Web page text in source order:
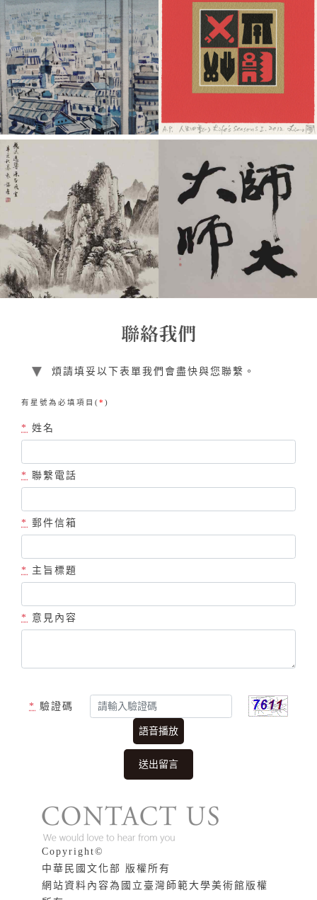
煩請填妥以下表單我們會盡快與您聯繫。
有星號為必填項目(* )
* 姓名
* 聯繫電話
* 郵件信箱
* 主旨標題
* 意見內容
* 驗證碼
語音播放
版權說明
Copyright©
中華民國文化部 版權所有
網站資料內容為國立臺灣師範大學美術館版權